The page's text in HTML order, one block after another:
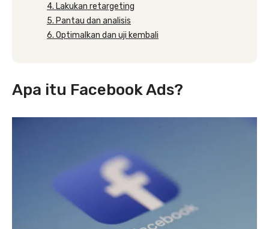
4. Lakukan retargeting
5. Pantau dan analisis
6. Optimalkan dan uji kembali
Apa itu Facebook Ads?